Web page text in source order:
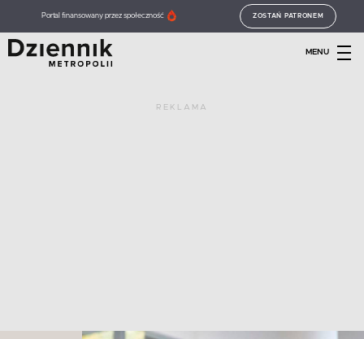
Portal finansowany przez społeczność ZOSTAŃ PATRONEM
MENU
REKLAMA